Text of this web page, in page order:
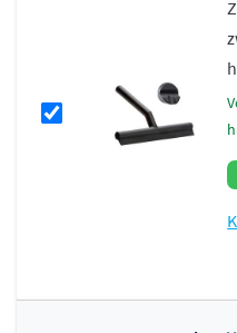
voor 15:00 besteld, morgen in